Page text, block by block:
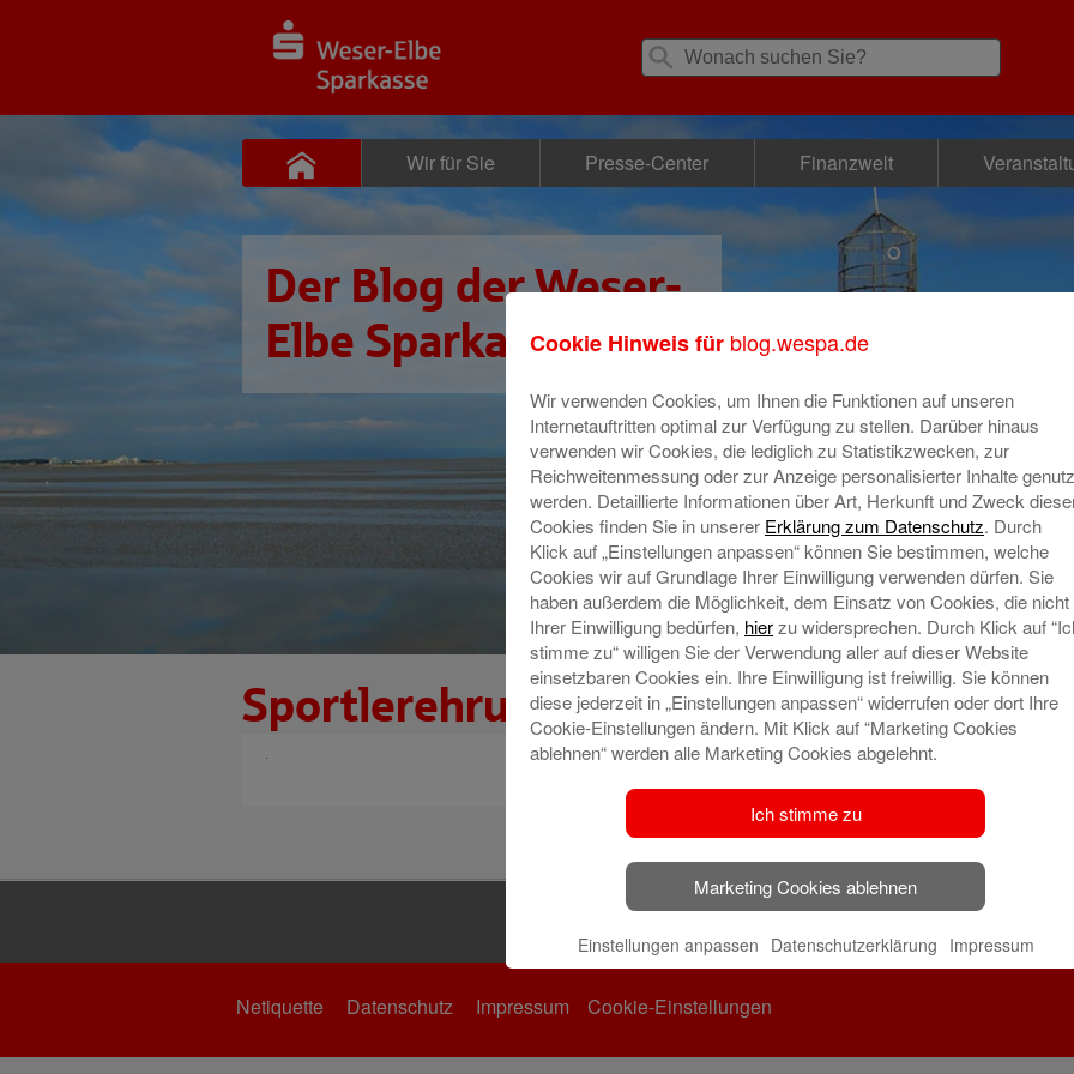
Wir für Sie Presse-Center Finanzwelt
Der Blog der Weser-
Elbe Sparkasse
Sportlerehrung-142
Netiquette Datenschutz Impressum Cookie-Einstellungen
Cookie Hinweis für blog.wespa.de
Wir verwenden Cookies, um Ihnen die Funktionen auf unseren
Internetauftritten optimal zur Verfügung zu stellen. Darüber hinaus
verwenden wir Cookies, die lediglich zu Statistikzwecken, zur
Reichweitenmessung oder zur Anzeige personalisierter Inhalte
werden. Detaillierte Informationen über Art, Herkunft und Zweck
Cookies finden Sie in unserer Erklärung zum Datenschutz. Durch
Klick auf „Einstellungen anpassen“ können Sie bestimmen, welche
Cookies wir auf Grundlage Ihrer Einwilligung verwenden dürfen. Sie
haben außerdem die Möglichkeit, dem Einsatz von Cookies, die nicht
Ihrer Einwilligung bedürfen, hierzu widersprechen. Durch Klick auf
stimme zu“ willigen Sie der Verwendung aller auf dieser Website
einsetzbaren Cookies ein. Ihre Einwilligung ist freiwillig. Sie können
diese jederzeit in „Einstellungen anpassen“ widerrufen oder dort Ihre
Cookie-Einstellungen ändern. Mit Klick auf “Marketing Cookies
ablehnen“ werden alle Marketing Cookies abgelehnt.
Ich stimme zu
Marketing Cookies ablehnen
Einstellungen anpassen Datenschutzerklärung Impressum